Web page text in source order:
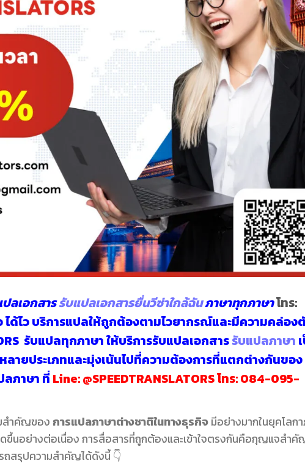
ลเอกสารรับแปลเอกสารยื่นวีซ่าใกล้ฉันภาษาทุกภาษาโทร:
ได้ไว บริการแปลให้ถูกต้องตามไวยากรณ์และมีความคล่อง
รับแปลทุกภาษาให้บริการรับแปลเอกสารรับแปลภาษา
ลายประเภทและมุ่งเน้นไปที่ความต้องการที่แตกต่างกันของ
ลภาษาที่ Line:@SPEEDTRANSLATORSโทร:084-095-
สำคัญของ การแปลภาษาต่างชาติในทางธุรกิจมีอย่างมากในยุคโลก
ดขึ้นอย่างต่อเนื่อง การสื่อสารที่ถูกต้องและเข้าใจตรงกันคือกุญแจสำ
ถสรุปความสำคัญได้ดังนี้ 👇